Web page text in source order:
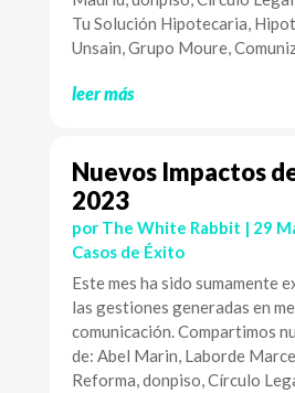
Tu Solución Hipotecaria,
Unsain, Grupo Moure,
leer más
Nuevos Impactos
2023
por The White Rabbit | 29
Casos de Éxito
Este mes ha sido sumamente
las gestiones generadas en
comunicación. Compartimos
de: Abel Marin, Laborde
Reforma, donpiso, Círculo